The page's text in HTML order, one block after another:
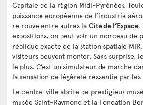
Capitale de la région Midi-Pyrénées,
puissance européenne de l’industrie
retrouve entre autres la Cité de l’Espace.
expositions, on peut voir un morceau de
réplique exacte de la station spatiale
visiteurs peuvent monter. Sans surprise,
le plus. C’est un simulateur de marche
la sensation de légèreté ressentie par les
Le centre-ville abrite de prestigieux
musée Saint-Raymond et la Fondation